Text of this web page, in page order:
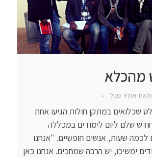
מהכלא
מאתאמיר סגל
שכלואים במתקן חולות הגיעו אחת
שלם ליום לימודים במכללה
לכמה שעות, אנשים חופשיים. "אנחנו
ימשיכו, יש הרבה שמחכים. אנחנו כאן